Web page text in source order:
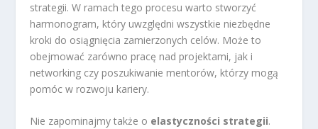
strategii. W ramach tego procesu warto stworzyć
harmonogram, który uwzględni wszystkie niezbędne
kroki do osiągnięcia zamierzonych celów. Może to
obejmować zarówno pracę nad projektami, jak i
networking czy poszukiwanie mentorów, którzy mogą
pomóc w rozwoju kariery.
Nie zapominajmy także o elastyczności strategii.